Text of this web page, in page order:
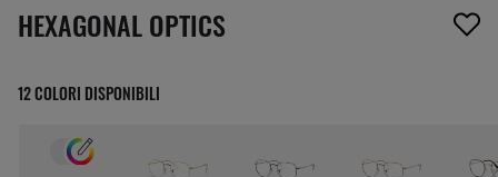
1 articolo è stato aggiunto alla tua wishlist
HEXAGONAL OPTICS
12 COLORI DISPONIBILI